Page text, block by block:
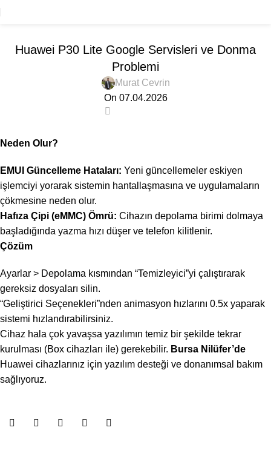
Huawei P30 Lite Google Servisleri ve Donma
Problemi
Murat Cevrin
On 07.04.2026
Neden Olur?
EMUI Güncelleme Hataları: Yeni güncellemeler eskiyen
işlemciyi yorarak sistemin hantallaşmasına ve uygulamaların
çökmesine neden olur.
Hafıza Çipi (eMMC) Ömrü: Cihazın depolama birimi dolmaya
başladığında yazma hızı düşer ve telefon kilitlenir.
Çözüm
Ayarlar > Depolama kısmından “Temizleyici”yi çalıştırarak
gereksiz dosyaları silin.
“Geliştirici Seçenekleri”nden animasyon hızlarını 0.5x yaparak
sistemi hızlandırabilirsiniz.
Cihaz hala çok yavaşsa yazılımın temiz bir şekilde tekrar
kurulması (Box cihazları ile) gerekebilir. Bursa Nilüfer’de
Huawei cihazlarınız için yazılım desteği ve donanımsal bakım
sağlıyoruz.